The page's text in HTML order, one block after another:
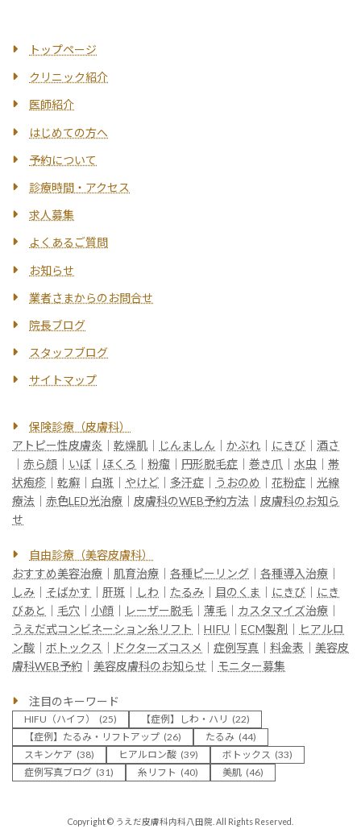
トップページ
クリニック紹介
医師紹介
はじめての方へ
予約について
診療時間・アクセス
求人募集
よくあるご質問
お知らせ
業者さまからのお問合せ
院長ブログ
スタッフブログ
サイトマップ
保険診療（皮膚科）
アトピー性皮膚炎
乾燥肌 じんましん かぶれ にきび
酒さ
赤ら顔 いぼ ほくろ 粉瘤 円形脱毛症 巻き爪 水虫
帯
状疱疹
乾癬 白斑 やけど 多汗症 うおのめ 花粉症
光線
療法
赤色LED光治療 皮膚科のWEB予約方法
皮膚科のお知ら
せ
自由診療（美容皮膚科）
おすすめ美容治療
肌育治療 各種ピーリング 各種導入治療
しみ
そばかす 肝斑 しわ たるみ 目のくま にきび
にき
びあと
毛穴 小顔 レーザー脱毛 薄毛 カスタマイズ治療
うえだ式コンビネーション糸リフト
HIFU ECM製剤
ヒアルロ
ン酸
ボトックス ドクターズコスメ 症例写真 料金表
美容皮
膚科WEB予約
美容皮膚科のお知らせ モニター募集
注目のキーワード
HIFU（ハイフ） (25) 【症例】しわ・ハリ (22)
【症例】たるみ・リフトアップ (26) たるみ (44)
スキンケア (38) ヒアルロン酸 (39) ボトックス (33)
症例写真ブログ (31) 糸リフト (40) 美肌 (46)
Copyright © うえだ皮膚科内科八田院. All Rights Reserved.